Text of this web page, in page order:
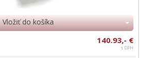
Vložiť do košíka
140.93,- €
s DPH